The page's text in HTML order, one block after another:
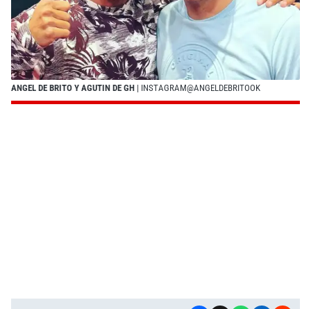
ANGEL DE BRITO Y AGUTIN DE GH | INSTAGRAM@ANGELDEBRITOOK